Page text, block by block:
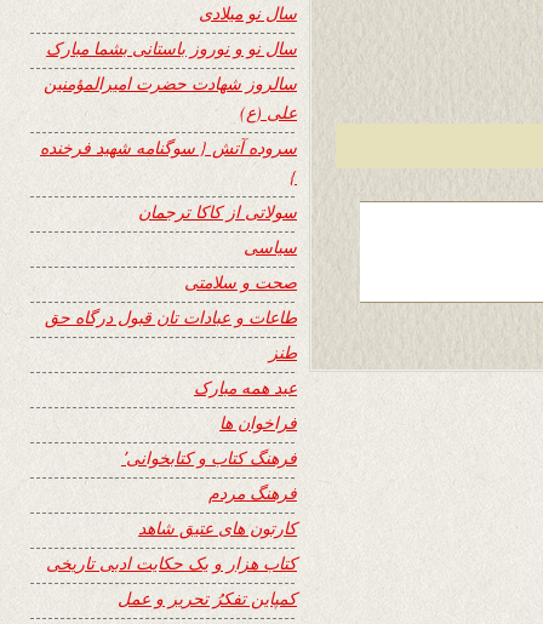
سال نو میلادی
سال نو و نوروز باستانی بشما مبارک
سالروز شهادت حضرت امیرالمؤمنین
علی (ع)
سروده آتش { سوگنامه شهید فرخنده
}
سولاتی از کاکا ترجمان
سیاسی
صحت و سلامتی
طاعات و عبادات تان قبول درگاه حق
طنز
عید همه مبارک
فراخوان ها
فرهنگ کتاب و کتابخوانی٬
فرهنگ مردم
کارتون های عتیق شاهد
کتاب هزار و یک حکایت ادبی تاریخی
کمپاین تفکرُ تحریر و عمل